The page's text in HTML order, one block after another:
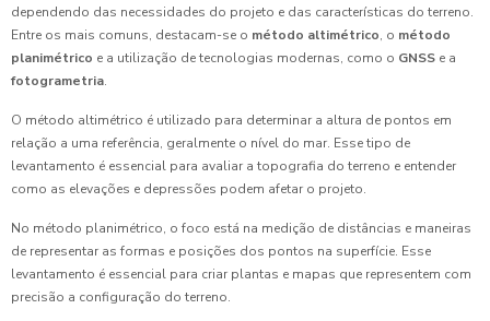
dependendo das necessidades do projeto e das características do terreno.
Entre os mais comuns, destacam-se o método altimétrico, o método
planimétrico e a utilização de tecnologias modernas, como o GNSS e a
fotogrametria.
O método altimétrico é utilizado para determinar a altura de pontos em
relação a uma referência, geralmente o nível do mar. Esse tipo de
levantamento é essencial para avaliar a topografia do terreno e entender
como as elevações e depressões podem afetar o projeto.
No método planimétrico, o foco está na medição de distâncias e maneiras
de representar as formas e posições dos pontos na superfície. Esse
levantamento é essencial para criar plantas e mapas que representem com
precisão a configuração do terreno.